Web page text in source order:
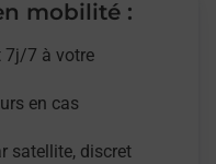
mobilité :
7j/7 à votre
en cas
satellite, discret